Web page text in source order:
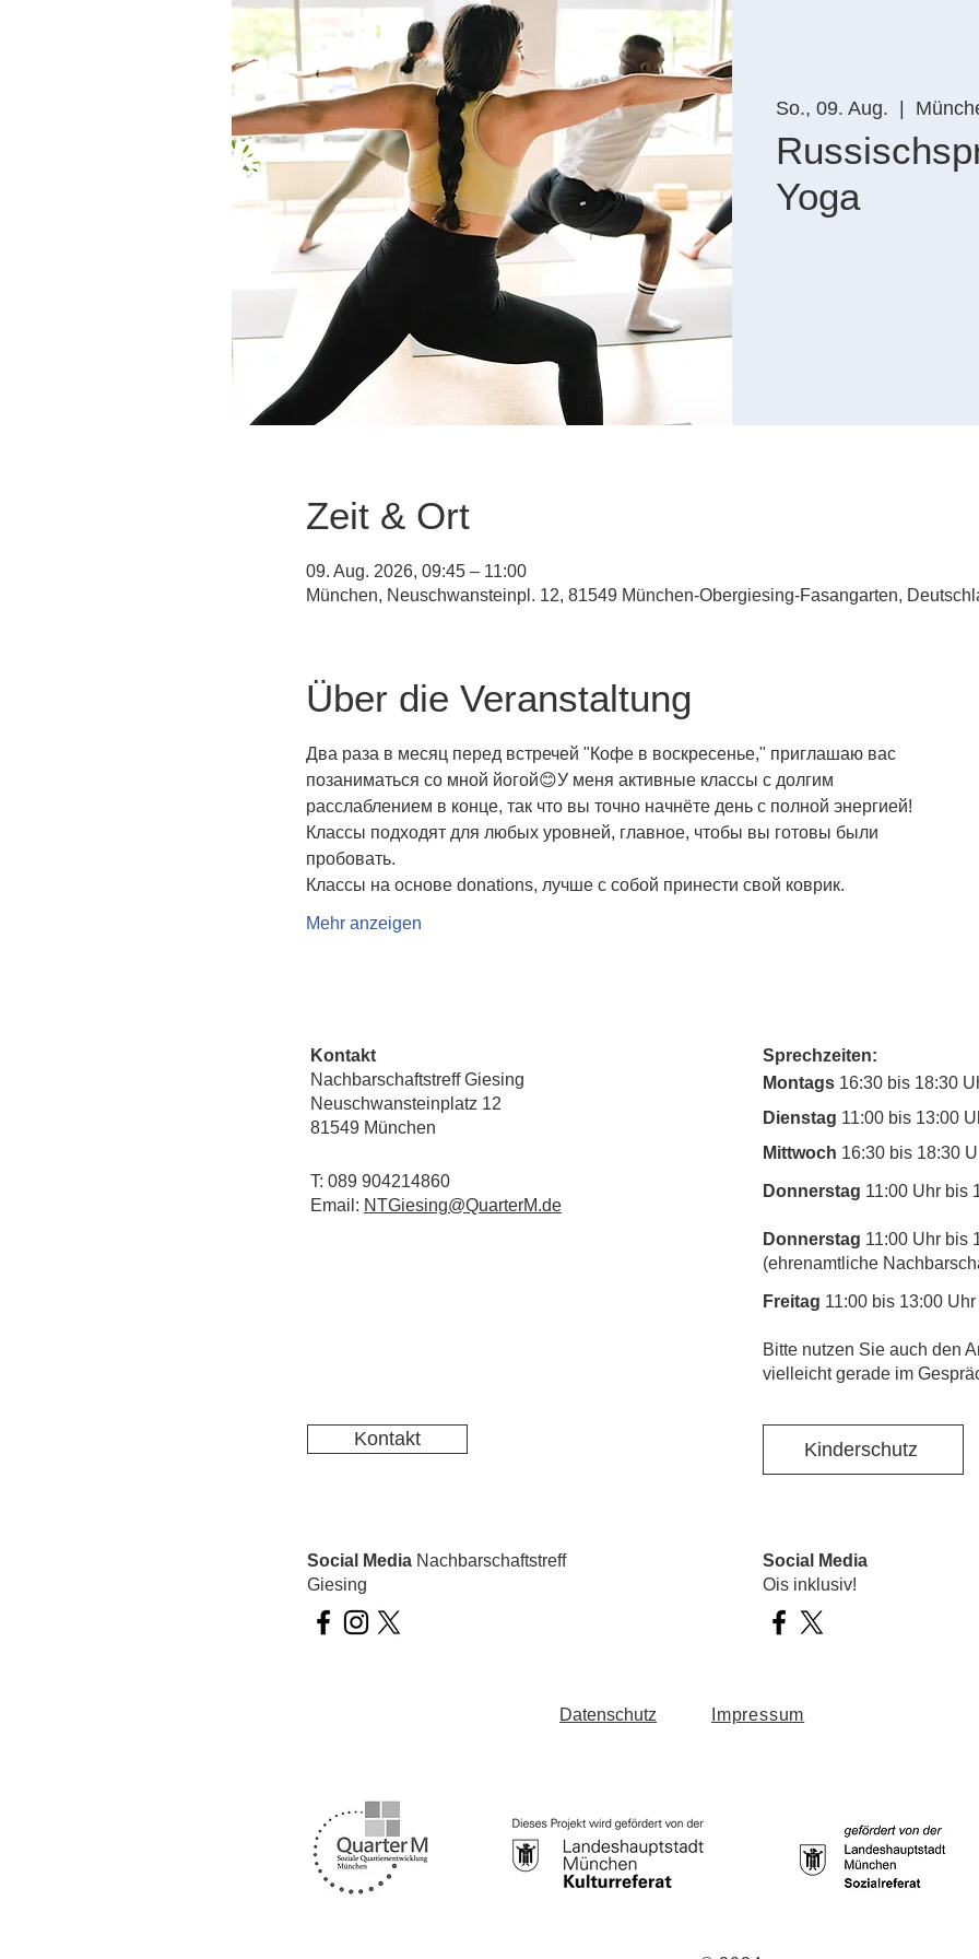
So., 09. Aug.
Yoga
Zeit & Ort
09. Aug. 2026, 09:45 – 11:00
München, Neuschwansteinpl. 12, 81549 München-Obergiesing-Fasangarten,
Über die Veranstaltung
Два раза в месяц перед встречей "Кофе в воскресенье," приглашаю вас
позаниматься со мной йогой😊У меня активные классы с долгим
расслаблением в конце, так что вы точно начнёте день с полной энергией!
Классы подходят для любых уровней, главное, чтобы вы готовы были
пробовать.
Классы на основе donations, лучше с собой принести свой коврик.
Mehr anzeigen
Kontakt
Nachbarschaftstreff Giesing
Neuschwansteinplatz 12
81549 München
T: 089 904214860
Email: NTGiesing@QuarterM.de
Kontakt
Sprechzeiten:
Montags 16:30 bis 18:30
Dienstag 11:00 bis 13:00
Mittwoch 16:30 bis 18:30
Donnerstag 11:00 Uhr bis
Donnerstag 11:00 Uhr bis
(ehrenamtliche
Freitag 11:00 bis 13:00 Uhr
​Bitte nutzen Sie auch den
vielleicht gerade im
Kinderschutz
Social Media Nachbarschaftstreff
Giesing
Social Media
Ois inklusiv!
Datenschutz Impressum